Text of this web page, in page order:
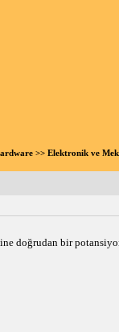
>> Elektronik ve
doğrudan bir